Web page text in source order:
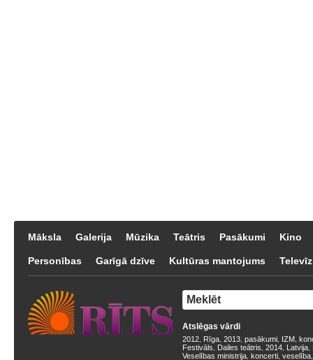
Māksla Galerija Mūzika Teātris Pasākumi Kino
Personības Garīgā dzīve Kultūras mantojums
Atslēgas vārdi
2012 Rīga 2013 pasākumi IZM
Festivāls
Dailes teātris 2014 Latvija
Veselības ministrija koncerti veselība